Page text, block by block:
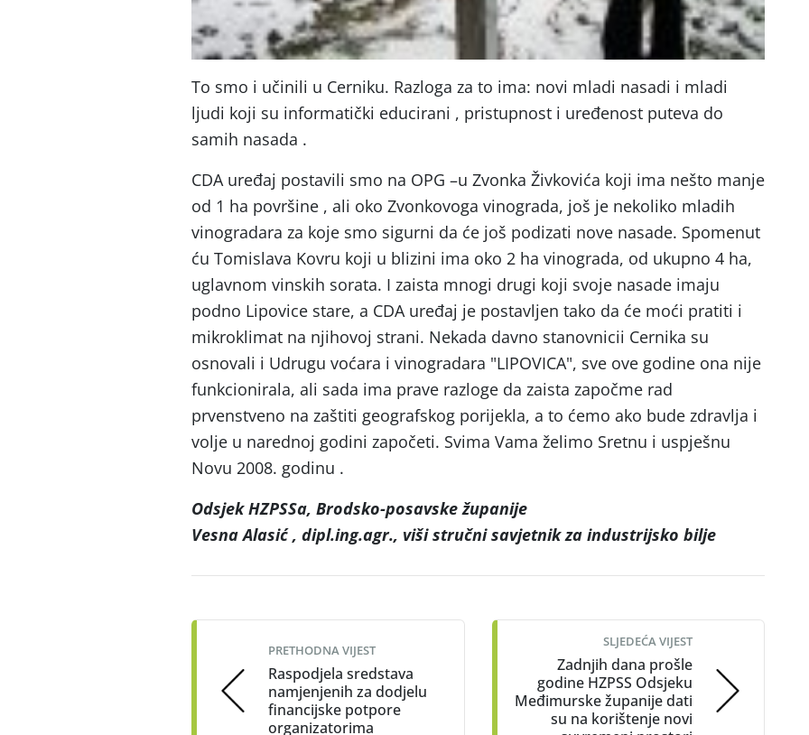
To smo i učinili u Cerniku. Razloga za to ima: novi mladi nasadi i mladi
ljudi koji su informatički educirani , pristupnost i uređenost puteva do
samih nasada .
CDA uređaj postavili smo na OPG –u Zvonka Živkovića koji ima nešto manje
od 1 ha površine , ali oko Zvonkovoga vinograda, još je nekoliko mladih
vinogradara za koje smo sigurni da će još podizati nove nasade. Spomenut
ću Tomislava Kovru koji u blizini ima oko 2 ha vinograda, od ukupno 4 ha,
uglavnom vinskih sorata. I zaista mnogi drugi koji svoje nasade imaju
podno Lipovice stare, a CDA uređaj je postavljen tako da će moći pratiti i
mikroklimat na njihovoj strani. Nekada davno stanovnicii Cernika su
osnovali i Udrugu voćara i vinogradara "LIPOVICA", sve ove godine ona nije
funkcionirala, ali sada ima prave razloge da zaista započme rad
prvenstveno na zaštiti geografskog porijekla, a to ćemo ako bude zdravlja i
volje u narednoj godini započeti. Svima Vama želimo Sretnu i uspješnu
Novu 2008. godinu .
Odsjek HZPSSa, Brodsko-posavske županije
Vesna Alasić , dipl.ing.agr., viši stručni savjetnik za industrijsko bilje
navigation
PRETHODNA VIJEST
Raspodjela sredstava
namjenjenih za dodjelu
financijske potpore
organizatorima
SLJEDEĆA VIJEST
Zadnjih dana prošle
godine HZPSS Odsjeku
Međimurske županije dati
su na korištenje novi